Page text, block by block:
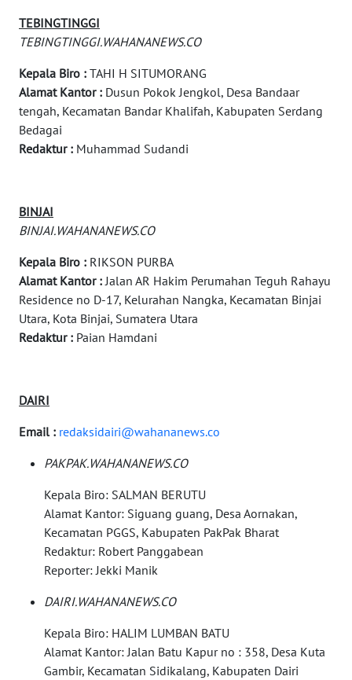
TEBINGTINGGI
TEBINGTINGGI.WAHANANEWS.CO
Kepala Biro : TAHI H SITUMORANG
Alamat Kantor : Dusun Pokok Jengkol, Desa Bandaar
tengah, Kecamatan Bandar Khalifah, Kabupaten Serdang
Bedagai
Redaktur : Muhammad Sudandi
BINJAI
BINJAI.WAHANANEWS.CO
Kepala Biro : RIKSON PURBA
Alamat Kantor : Jalan AR Hakim Perumahan Teguh Rahayu
Residence no D-17, Kelurahan Nangka, Kecamatan Binjai
Utara, Kota Binjai, Sumatera Utara
Redaktur : Paian Hamdani
DAIRI
Email : redaksidairi@wahananews.co
PAKPAK.WAHANANEWS.CO
Kepala Biro: SALMAN BERUTU
Alamat Kantor: Siguang guang, Desa Aornakan,
Kecamatan PGGS, Kabupaten PakPak Bharat
Redaktur: Robert Panggabean
Reporter: Jekki Manik
DAIRI.WAHANANEWS.CO
Kepala Biro: HALIM LUMBAN BATU
Alamat Kantor: Jalan Batu Kapur no : 358, Desa Kuta
Gambir, Kecamatan Sidikalang, Kabupaten Dairi
TAPANULI
UTARA
WN
SAMOSIR
WN
WN
SUMEDANG
WN
CIANJUR
WN
TANGERANG
WN
WN
CIREBON
INDRAMAYU
WN
KUNINGAN